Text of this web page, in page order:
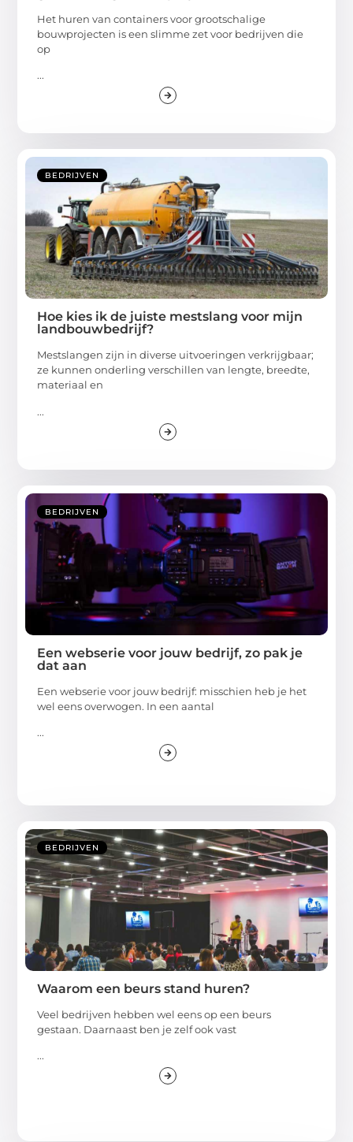
Het huren van containers voor grootschalige
bouwprojecten is een slimme zet voor bedrijven die
op
...
BEDRIJVEN
Hoe kies ik de juiste mestslang voor mijn
landbouwbedrijf?
Mestslangen zijn in diverse uitvoeringen verkrijgbaar;
ze kunnen onderling verschillen van lengte, breedte,
materiaal en
...
BEDRIJVEN
Een webserie voor jouw bedrijf, zo pak je
dat aan
Een webserie voor jouw bedrijf: misschien heb je het
wel eens overwogen. In een aantal
...
BEDRIJVEN
Waarom een beurs stand huren?
Veel bedrijven hebben wel eens op een beurs
gestaan. Daarnaast ben je zelf ook vast
...